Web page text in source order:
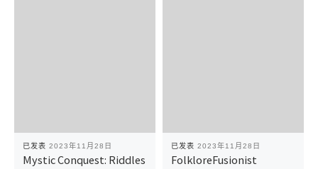
已发表 2023年11月28日
Mystic Conquest: Riddles
已发表 2023年11月28日
FolkloreFusionist